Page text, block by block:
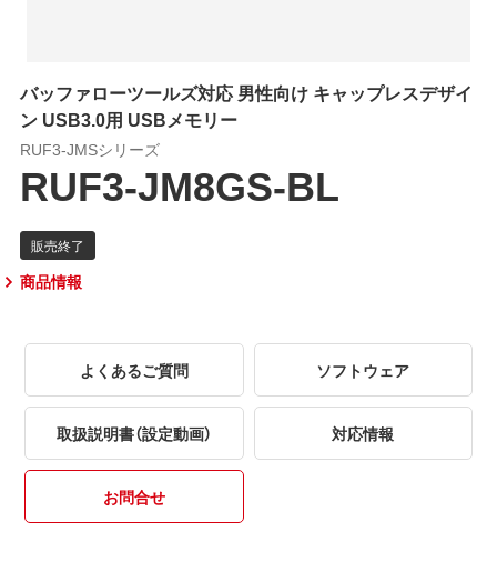
バッファローツールズ対応 男性向け キャップレスデザイ
ン USB3.0用 USBメモリー
RUF3-JMSシリーズ
RUF3-JM8GS-BL
商品情報
よくあるご質問 ソフトウェア
取扱説明書（設定動画） 対応情報
お問合せ